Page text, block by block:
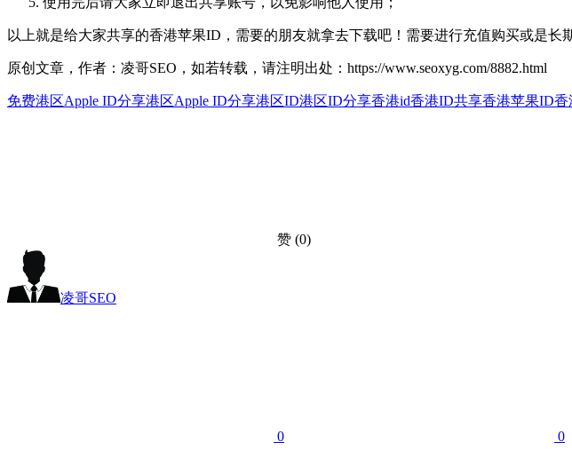
以上就是给大家共享的香港苹果ID，需要的朋友就拿去下载吧！需要进行充值购买或是长
原创文章，作者：凌哥SEO，如若转载，请注明出处：https://www.seoxyg.com/8882.html
免费港区Apple ID分享港区Apple ID分享港区ID港区ID分享香港id香港ID共享香港苹果ID香
赞 (0)
凌哥SEO
0 0